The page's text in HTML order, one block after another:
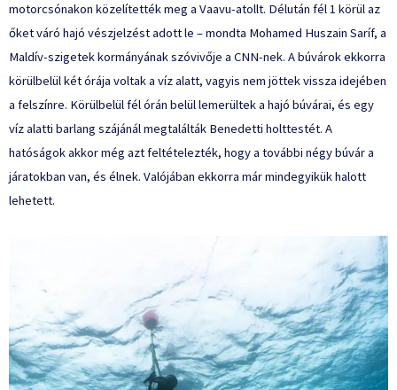
motorcsónakon közelítették meg a Vaavu-atollt. Délután fél 1 körül az
őket váró hajó vészjelzést adott le –mondta Mohamed Huszain Saríf, a
Maldív-szigetek kormányának szóvivője a CNN-nek. A búvárok ekkorra
körülbelül két órája voltak a víz alatt, vagyis nem jöttek vissza idejében
a felszínre. Körülbelül fél órán belül lemerültek a hajó búvárai, és egy
víz alatti barlang szájánál megtalálták Benedetti holttestét. A
hatóságok akkor még azt feltételezték, hogy a további négy búvár a
járatokban van, és élnek. Valójában ekkorra már mindegyikük halott
lehetett.